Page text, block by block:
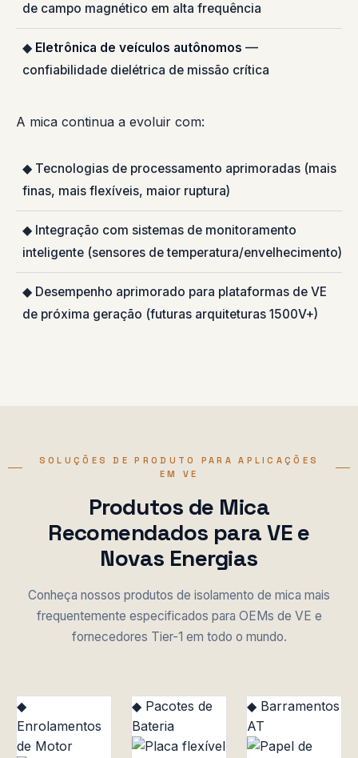
de campo magnético em alta frequência
◆ Eletrônica de veículos autônomos —
confiabilidade dielétrica de missão crítica
A mica continua a evoluir com:
◆ Tecnologias de processamento aprimoradas (mais
finas, mais flexíveis, maior ruptura)
◆ Integração com sistemas de monitoramento
inteligente (sensores de temperatura/envelhecimento)
◆ Desempenho aprimorado para plataformas de VE
de próxima geração (futuras arquiteturas 1500V+)
SOLUÇÕES DE PRODUTO PARA APLICAÇÕES
EM VE
Produtos de Mica
Recomendados para VE e
Novas Energias
Conheça nossos produtos de isolamento de mica mais
frequentemente especificados para OEMs de VE e
fornecedores Tier-1 em todo o mundo.
◆
Enrolamentos
de Motor
◆ Pacotes de
Bateria
◆ Barramentos
AT